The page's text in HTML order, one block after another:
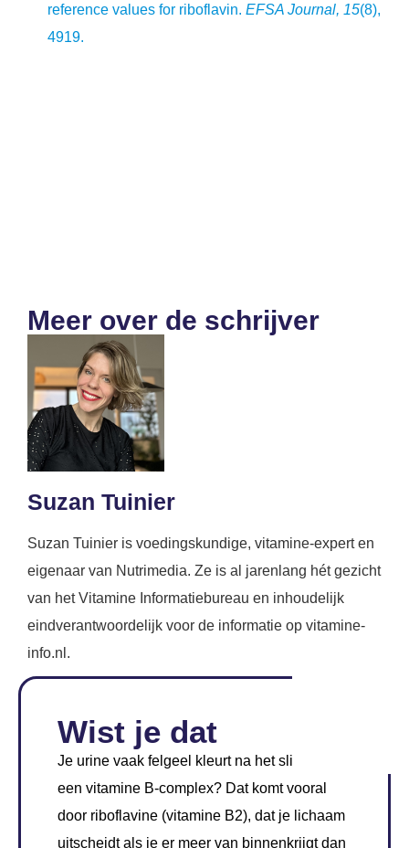
reference values for riboflavin. EFSA Journal, 15(8),
4919.
Meer over de schrijver
Suzan Tuinier
Suzan Tuinier is voedingskundige, vitamine-expert en
eigenaar van Nutrimedia. Ze is al jarenlang hét gezicht
van het Vitamine Informatiebureau en inhoudelijk
eindverantwoordelijk voor de informatie op vitamine-
info.nl.
Wist je dat
Je urine vaak felgeel kleurt na het slikken van
een vitamine B-complex? Dat komt vooral
door riboflavine (vitamine B2), dat je lichaam
uitscheidt als je er meer van binnenkrijgt dan